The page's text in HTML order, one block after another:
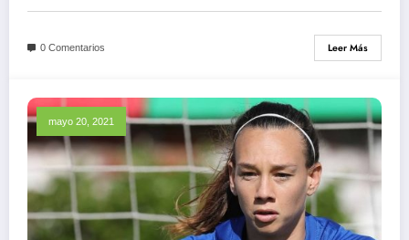
0 Comentarios Leer Más
mayo 20, 2021